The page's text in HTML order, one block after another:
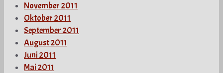
November 2011
Oktober 2011
September 2011
August 2011
Juni 2011
Mai 2011